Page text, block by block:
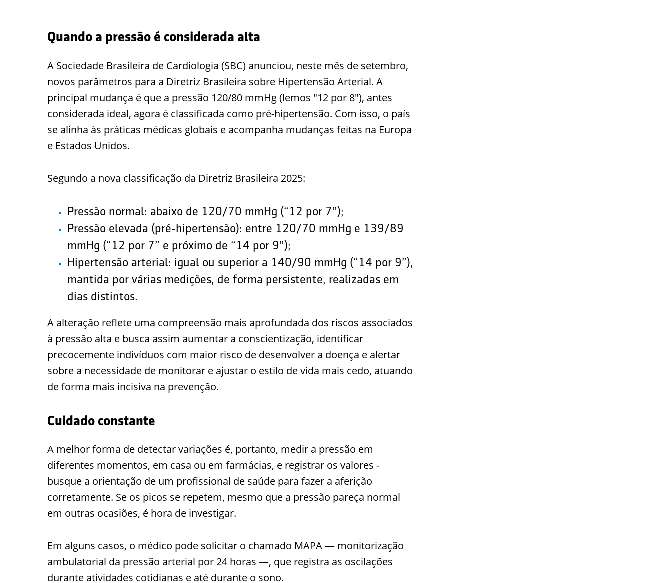
Quando a pressão é considerada alta
A Sociedade Brasileira de Cardiologia (SBC) anunciou, neste mês de setembro,
novos parâmetros para a Diretriz Brasileira sobre Hipertensão Arterial. A
principal mudança é que a pressão 120/80 mmHg (lemos "12 por 8"), antes
considerada ideal, agora é classificada como pré-hipertensão. Com isso, o país
se alinha às práticas médicas globais e acompanha mudanças feitas na Europa
e Estados Unidos.
Segundo a nova classificação da Diretriz Brasileira 2025:
Pressão normal: abaixo de 120/70 mmHg (“12 por 7”);
Pressão elevada (pré-hipertensão): entre 120/70 mmHg e 139/89
mmHg (“12 por 7” e próximo de “14 por 9”);
Hipertensão arterial: igual ou superior a 140/90 mmHg (“14 por 9”),
mantida por várias medições, de forma persistente, realizadas em
dias distintos.
A alteração reflete uma compreensão mais aprofundada dos riscos associados
à pressão alta e busca assim aumentar a conscientização, identificar
precocemente indivíduos com maior risco de desenvolver a doença e alertar
sobre a necessidade de monitorar e ajustar o estilo de vida mais cedo, atuando
de forma mais incisiva na prevenção.
Cuidado constante
A melhor forma de detectar variações é, portanto, medir a pressão em
diferentes momentos, em casa ou em farmácias, e registrar os valores -
busque a orientação de um profissional de saúde para fazer a aferição
corretamente. Se os picos se repetem, mesmo que a pressão pareça normal
em outras ocasiões, é hora de investigar.
Em alguns casos, o médico pode solicitar o chamado MAPA — monitorização
ambulatorial da pressão arterial por 24 horas —, que registra as oscilações
durante atividades cotidianas e até durante o sono.